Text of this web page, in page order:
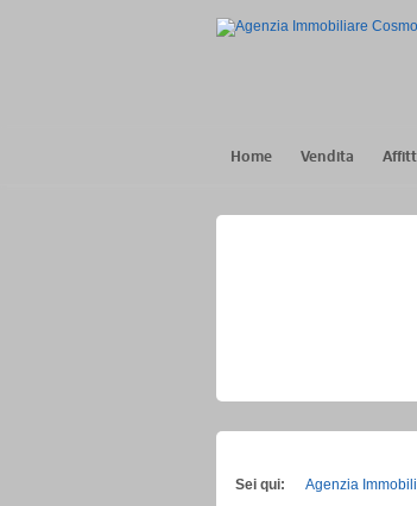
Home Vendita
Sei qui: Agenzia